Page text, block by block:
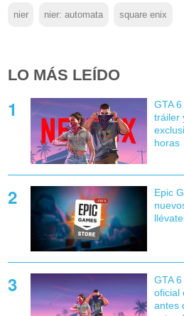
nier nier: automata square enix
LO MÁS LEÍDO
GTA
tráiler
horas
Epic
GTA
oficial
antes